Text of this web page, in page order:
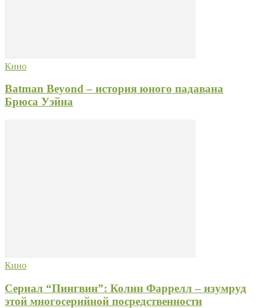
Кино
Batman Beyond – история юного падавана
Брюса Уэйна
Кино
Сериал “Пингвин”: Колин Фаррелл – изумруд
этой многосерийной посредственности